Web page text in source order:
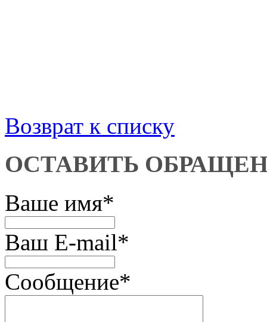
Возврат к списку
ОСТАВИТЬ
Ваше имя*
Ваш E-mail*
Сообщение*